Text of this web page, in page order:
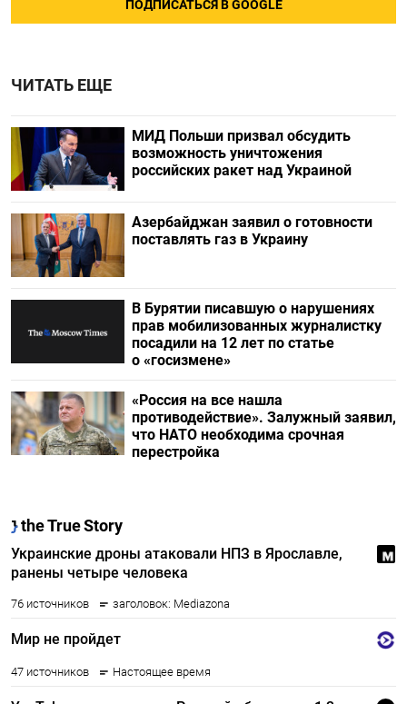
ПОДПИСАТЬСЯ В GOOGLE
ЧИТАТЬ ЕЩЕ
МИД Польши призвал обсудить
возможность уничтожения
российских ракет над Украиной
Азербайджан заявил о готовности
поставлять газ в Украину
В Бурятии писавшую о нарушениях
прав мобилизованных журналистку
посадили на 12 лет по статье
о «госизмене»
«Россия на все нашла
противодействие». Залужный заявил,
что НАТО необходима срочная
перестройка